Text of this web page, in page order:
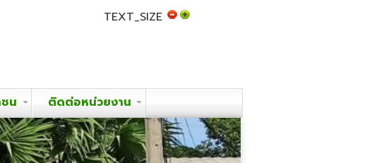
TEXT_SIZE
น ติดต่อหน่วยงาน